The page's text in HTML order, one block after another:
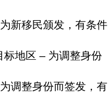
新移民颁发，有条件
地区 – 为调整身份
调整身份而签发，有